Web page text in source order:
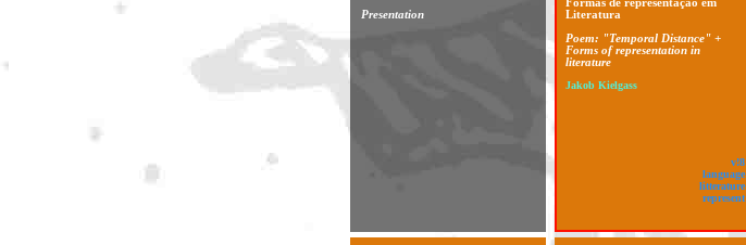
Presentation
Literatura
Poem: "Temporal Distance" +
Forms of representation in
literature
Jakob Kielgass
v!8
language
litterature
represent